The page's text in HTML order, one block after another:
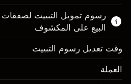
اعرف المزيد عن:
عقود الفروقات
رسوم تمويل التبييت لصفقات
البيع على المكشوف
وقت تعديل رسوم التبييت
العملة